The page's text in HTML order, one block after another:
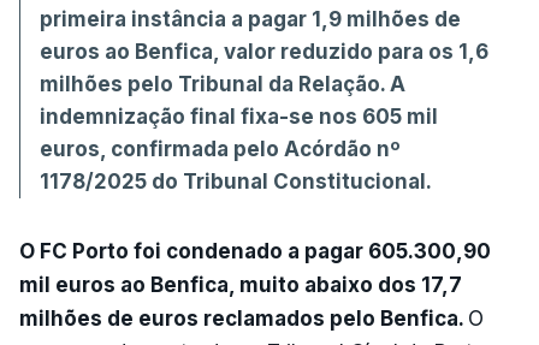
primeira instância a pagar 1,9 milhões de
euros ao Benfica, valor reduzido para os 1,6
milhões pelo Tribunal da Relação. A
indemnização final fixa-se nos 605 mil
euros, confirmada pelo Acórdão nº
1178/2025 do Tribunal Constitucional.
O FC Porto foi condenado a pagar 605.300,90
mil euros ao Benfica, muito abaixo dos 17,7
milhões de euros reclamados pelo Benfica. O